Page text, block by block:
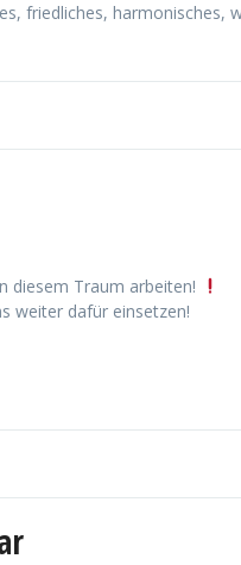
friedliches, harmonisches,
diesem Traum arbeiten!
weiter dafür einsetzen!